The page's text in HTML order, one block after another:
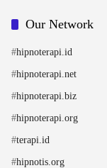
Our Network
#hipnoterapi.id
#hipnoterapi.net
#hipnoterapi.biz
#hipnoterapi.org
#terapi.id
#hipnotis.org